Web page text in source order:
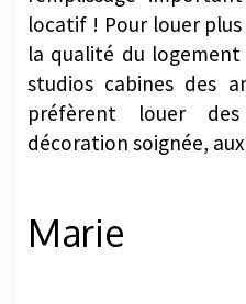
locatif ! Pour louer
la qualité du
studios cabines des
préfèrent louer
décoration soignée,
Marie